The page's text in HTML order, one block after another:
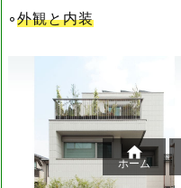
◦外観と内装

ホーム